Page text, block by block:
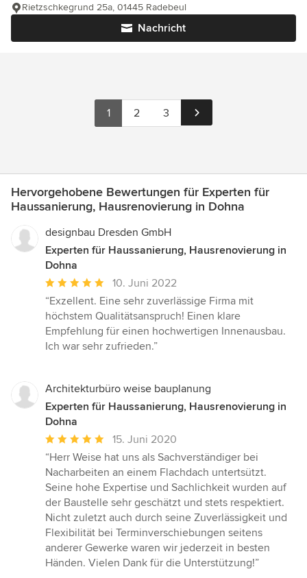
Nachricht
Rietzschkegrund 25a, 01445 Radebeul
1 2 3
Hervorgehobene Bewertungen für Experten für
Haussanierung, Hausrenovierung in Dohna
designbau Dresden GmbH
Experten für Haussanierung, Hausrenovierung in
Dohna
Durchschnittliche
Bewertung:
5
von
5
10. Juni 2022
“Exzellent. Eine sehr zuverlässige Firma mit
höchstem Qualitätsanspruch! Einen klare
Empfehlung für einen hochwertigen Innenausbau.
Ich war sehr zufrieden.”
Architekturbüro weise bauplanung
Experten für Haussanierung, Hausrenovierung in
Dohna
Durchschnittliche
Bewertung:
5
von
5
Sternen
15. Juni 2020
“Herr Weise hat uns als Sachverständiger bei
Nacharbeiten an einem Flachdach untertsützt.
Seine hohe Expertise und Sachlichkeit wurden auf
der Baustelle sehr geschätzt und stets respektiert.
Nicht zuletzt auch durch seine Zuverlässigkeit und
Flexibilität bei Terminverschiebungen seitens
anderer Gewerke waren wir jederzeit in besten
Händen. Vielen Dank für die Unterstützung!”